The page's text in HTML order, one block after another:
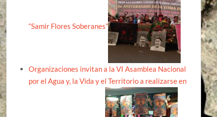
“Samir Flores Soberanes”
Organizaciones invitan a la VI Asamblea Nacional
por el Agua y, la Vida y el Territorio a realizarse en